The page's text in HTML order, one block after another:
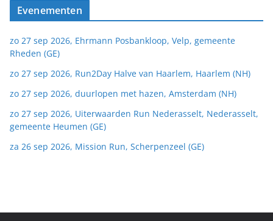
Evenementen
zo 27 sep 2026, Ehrmann Posbankloop, Velp, gemeente
Rheden (GE)
zo 27 sep 2026, Run2Day Halve van Haarlem, Haarlem (NH)
zo 27 sep 2026, duurlopen met hazen, Amsterdam (NH)
zo 27 sep 2026, Uiterwaarden Run Nederasselt, Nederasselt,
gemeente Heumen (GE)
za 26 sep 2026, Mission Run, Scherpenzeel (GE)